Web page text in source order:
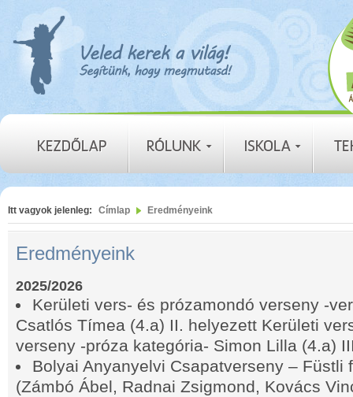
Itt vagyok jelenleg: Címlap Eredményeink
Eredményeink
2025/2026
Kerületi vers- és prózamondó verseny -
Csatlós Tímea (4.a) II. helyezett Kerületi
verseny -próza kategória- Simon Lilla (4.a)
Bolyai Anyanyelvi Csapatverseny – Füstli
(Zámbó Ábel, Radnai Zsigmond, Kovács